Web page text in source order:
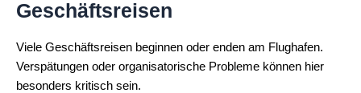
Geschäftsreisen
Viele Geschäftsreisen beginnen oder enden am Flughafen.
Verspätungen oder organisatorische Probleme können hier
besonders kritisch sein.